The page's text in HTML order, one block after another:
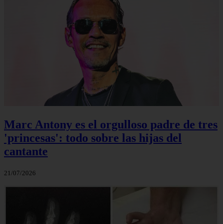
Marc Antony es el orgulloso padre de tres
'princesas': todo sobre las hijas del
cantante
21/07/2026